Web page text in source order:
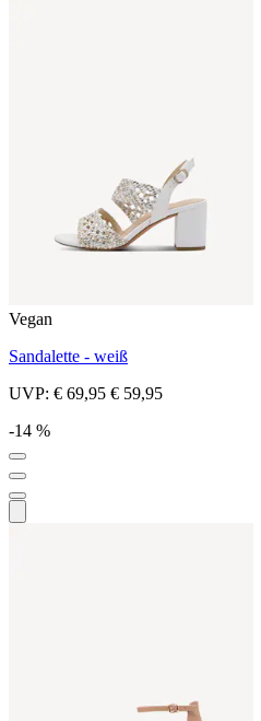
Vegan
Sandalette - weiß
UVP: € 69,95 € 59,95
-14 %